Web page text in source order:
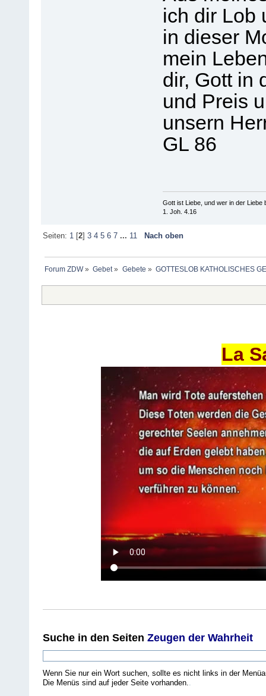
ich dir Lob
in dieser
mein
dir, Gott in
und Preis
unsern
GL 86
Gott ist Liebe, und wer in der Liebe
1. Joh. 4.16
Seiten: 1[2] 3 4 5 6 7 ... 11 Nach oben
Forum ZDW» Gebet» Gebete » GOTTESLOB KATHOLISCHES
La
Suche in den Seiten Zeugen der Wahrheit
Wenn Sie nur ein Wort suchen, sollte es nicht links in der
Die Menüs sind auf jeder Seite vorhanden..